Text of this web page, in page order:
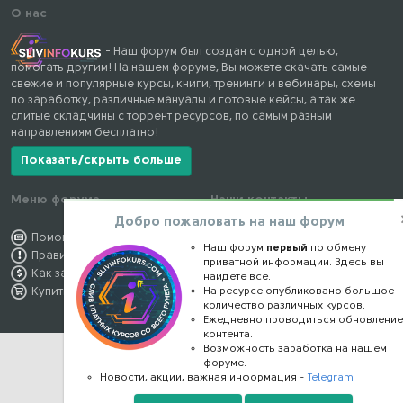
О нас
- Наш форум был создан с одной целью,
помогать другим! На нашем форуме, Вы можете скачать самые
свежие и популярные курсы, книги, тренинги и вебинары, схемы
по заработку, различные мануалы и готовые кейсы, а так же
слитые складчины с торрент ресурсов, по самым разным
направлениям бесплатно!
Показать/скрыть больше
Меню форума
Помощь по форуму
Правила форума
Как заработать
Купить премиум
Наши контакты
Обратная связь
Конфиденциальность
Правообладателям
Добро пожаловать на наш форум
Наш форум первый по обмену
приватной информации. Здесь вы
найдете все.
На ресурсе опубликовано большое
количество различных курсов.
Ежедневно проводиться обновление
контента.
Возможность заработка на нашем
форуме.
Новости, акции, важная информация -Telegram